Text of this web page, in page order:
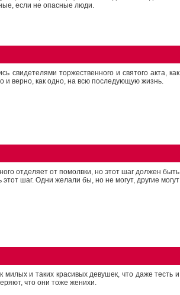
если не опасные люди.
свидетелями торжественного и святого акта, как
и верно, как одно, на всю последующую жизнь.
отделяет от помолвки, но этот шаг должен быть
шаг. Одни желали бы, но не могут, другие могут
милых и таких красивых девушек, что даже тесть и
что они тоже женихи.